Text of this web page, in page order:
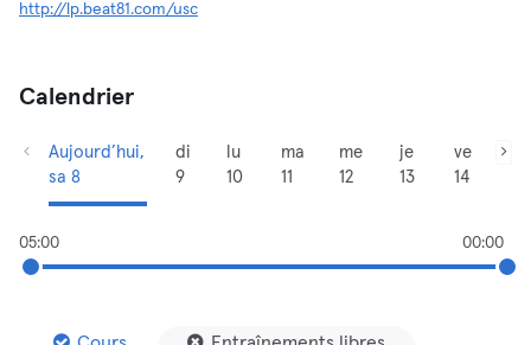
http://lp.beat81.com/usc
Calendrier
Aujourd’hui,
sa 8
di
9
lu
10
ma
11
me
12
je
13
ve
14
05:00 00:00